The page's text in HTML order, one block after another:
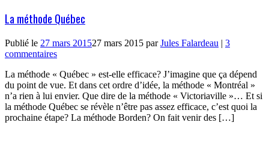
La méthode Québec
Publié le 27 mars 201527 mars 2015 parJules Falardeau | 3
commentaires
La méthode « Québec » est-elle efficace? J’imagine que ça dépend
du point de vue. Et dans cet ordre d’idée, la méthode « Montréal »
n’a rien à lui envier. Que dire de la méthode « Victoriaville »… Et si
la méthode Québec se révèle n’être pas assez efficace, c’est quoi la
prochaine étape? La méthode Borden? On fait venir des […]